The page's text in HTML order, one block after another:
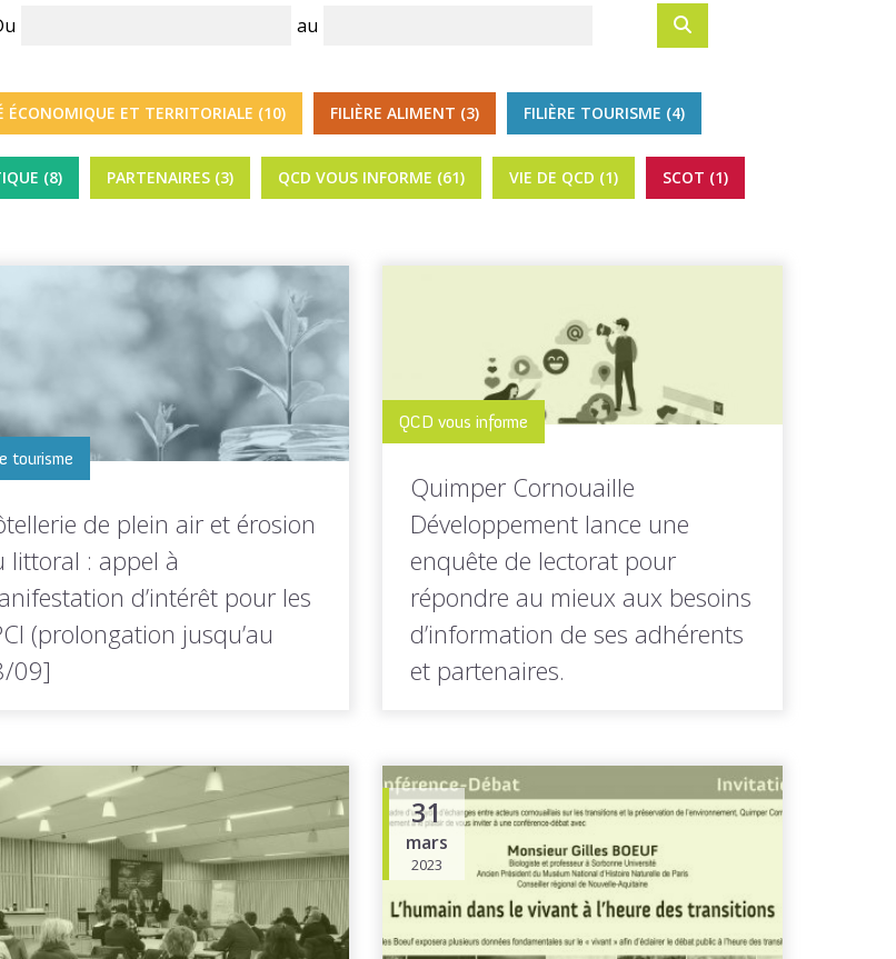
au
ÉCONOMIQUE ET TERRITORIALE (10) FILIÈRE ALIMENT (3) FILIÈRE TOURISME (4)
(8) PARTENAIRES (3) QCD VOUS INFORME (61) VIE DE QCD (1) SCOT (1)
tourisme
de plein air et érosion
littoral : appel à
d’intérêt pour les
(prolongation jusqu’au
09]
et de la nature (DGALN)...
les actus de cette
LIRE LA
SUITE
QCD vous informe
Quimper Cornouaille
Développement lance une
enquête de lectorat pour
répondre au mieux aux besoins
d’information de ses adhérents
et partenaires.
profit la période estivale pour interroger
ses...
Toutes les actus de cette
rubrique
LIRE LA
SUITE
31
mars
2023